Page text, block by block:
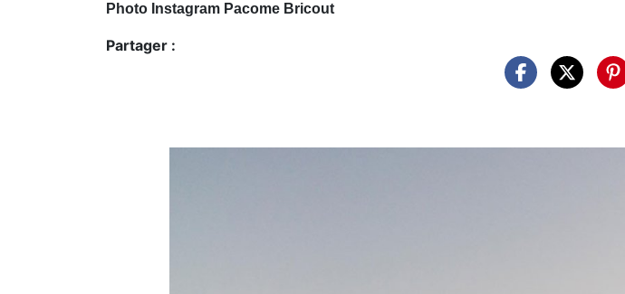
Photo Instagram Pacome Bricout
Partager :